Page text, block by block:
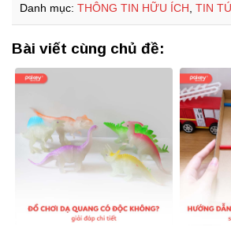
Danh mục: THÔNG TIN HỮU ÍCH TIN
Bài viết cùng chủ đề: